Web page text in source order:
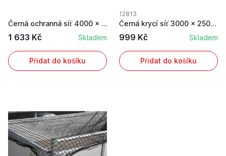
Černá ochranná síť 4000 x 3000 mm k zajištění n...
1 633 Kč Skladem
Přidat do košíku
12813
Černá krycí síť 3000 x 2500 mm k zajištění nákl...
999 Kč Skladem
Přidat do košíku